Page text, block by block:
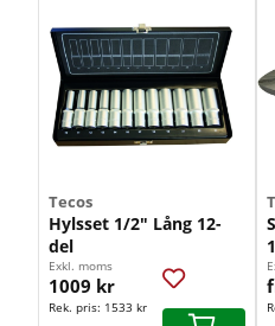
Tecos
Hylsset 1/2" Lång 12-
del
Exkl. moms
1009 kr
Rek. pris: 1533 kr